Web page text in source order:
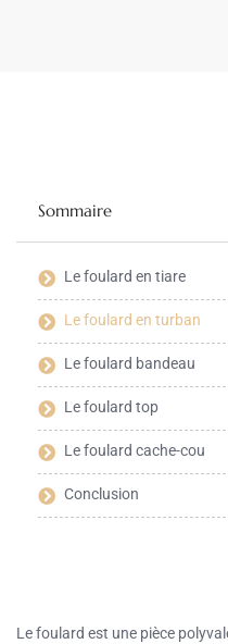
Sommaire
Le foulard en tiare
Le foulard en turban
Le foulard bandeau
Le foulard top
Le foulard cache-cou
Conclusion
Le foulard est une pièce